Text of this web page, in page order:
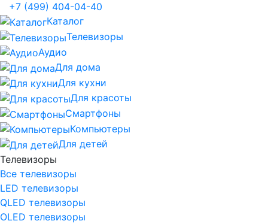
+7 (499) 404-04-40
Каталог
Телевизоры
Аудио
Для дома
Для кухни
Для красоты
Смартфоны
Компьютеры
Для детей
Телевизоры
Все телевизоры
LED телевизоры
QLED телевизоры
OLED телевизоры